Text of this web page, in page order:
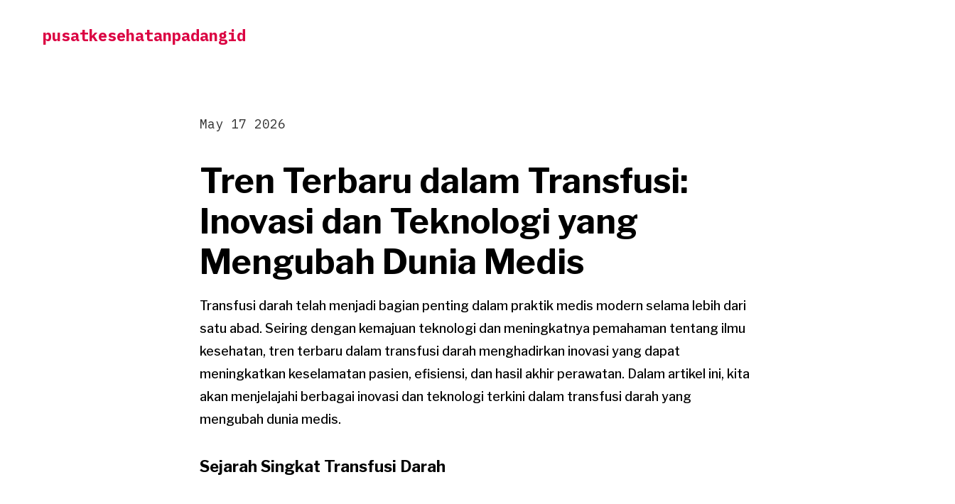
pusatkesehatanpadangid
Tren Terbaru dalam Transfusi:
Inovasi dan Teknologi yang
Mengubah Dunia Medis
May 17 2026
Transfusi darah telah menjadi bagian penting dalam praktik medis modern selama lebih dari
satu abad. Seiring dengan kemajuan teknologi dan meningkatnya pemahaman tentang ilmu
kesehatan, tren terbaru dalam transfusi darah menghadirkan inovasi yang dapat
meningkatkan keselamatan pasien, efisiensi, dan hasil akhir perawatan. Dalam artikel ini, kita
akan menjelajahi berbagai inovasi dan teknologi terkini dalam transfusi darah yang
mengubah dunia medis.
Sejarah Singkat Transfusi Darah